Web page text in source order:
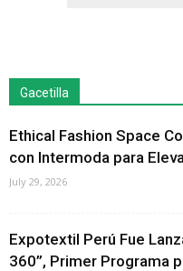
Gacetilla
Ethical Fashion Space
con Intermoda para
July 29, 2026
Expotextil Perú Fue
360”, Primer Programa